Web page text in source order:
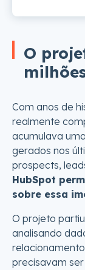
O
Com anos de
realmente
acumulava
gerados nos
prospects,
HubSpot
sobre essa
O projeto
analisando
precisavam